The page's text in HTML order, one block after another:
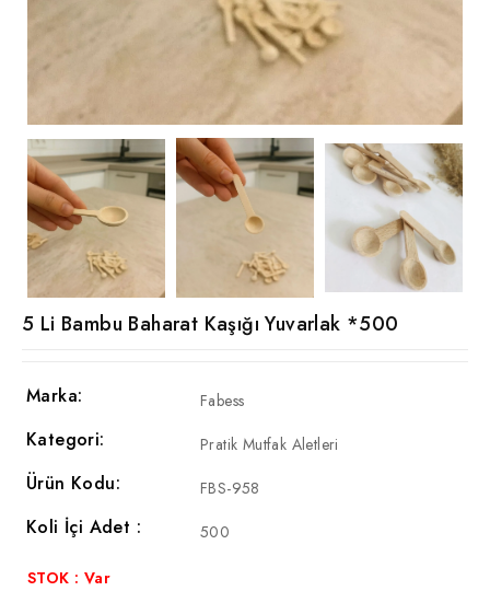
5 Li Bambu Baharat Kaşığı Yuvarlak *500
Marka: Fabess
Kategori: Pratik Mutfak Aletleri
Ürün Kodu: FBS-958
Koli İçi Adet : 500
STOK : Var